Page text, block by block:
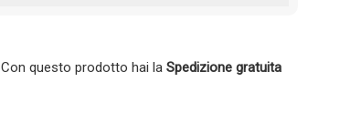
Con questo prodotto hai la Spedizione gratuita